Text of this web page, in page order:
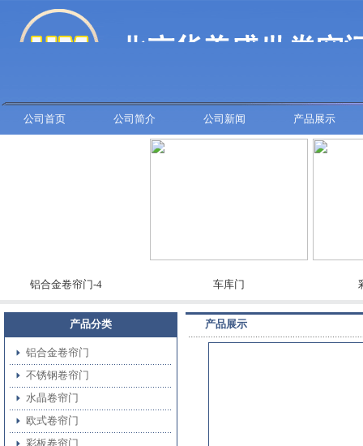
公司首页 公司简介 公司新闻 产品展示
铝合金卷帘门-4 车库门 彩板
产品分类
铝合金卷帘门
不锈钢卷帘门
水晶卷帘门
欧式卷帘门
彩板卷帘门
产品展示